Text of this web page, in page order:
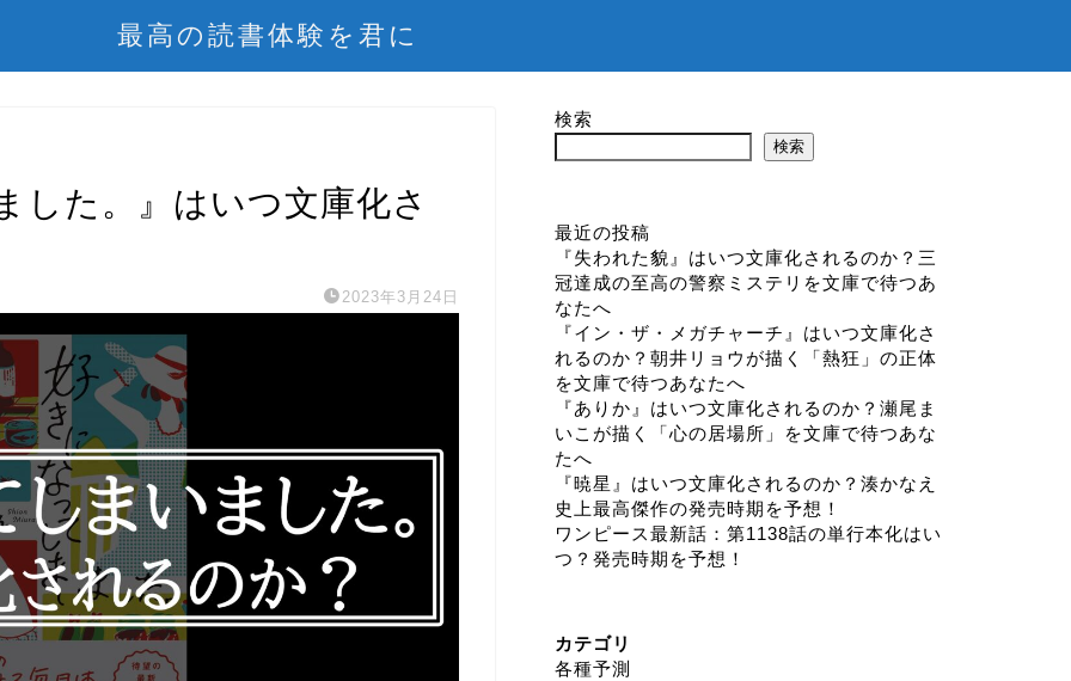
最高の読書体験を君に
した。』はいつ文庫化さ
2023年3月24日
検索
検索
最近の投稿
『失われた貌』はいつ文庫化されるのか？三
冠達成の至高の警察ミステリを文庫で待つあ
なたへ
『イン・ザ・メガチャーチ』はいつ文庫化さ
れるのか？朝井リョウが描く「熱狂」の正体
を文庫で待つあなたへ
『ありか』はいつ文庫化されるのか？瀬尾ま
いこが描く「心の居場所」を文庫で待つあな
たへ
『暁星』はいつ文庫化されるのか？湊かなえ
史上最高傑作の発売時期を予想！
ワンピース最新話：第1138話の単行本化はい
つ？発売時期を予想！
カテゴリ
各種予測